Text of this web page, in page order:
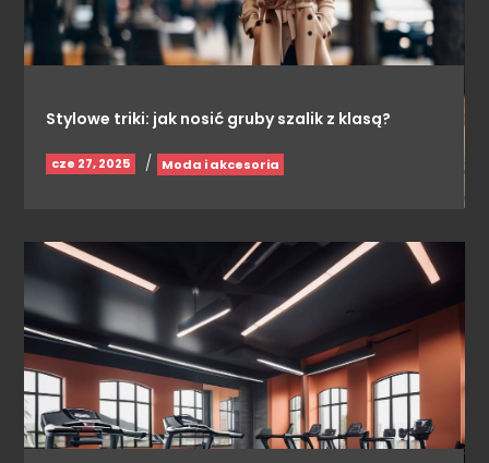
Stylowe triki: jak nosić gruby szalik z klasą?
cze 27, 2025 / Moda i akcesoria